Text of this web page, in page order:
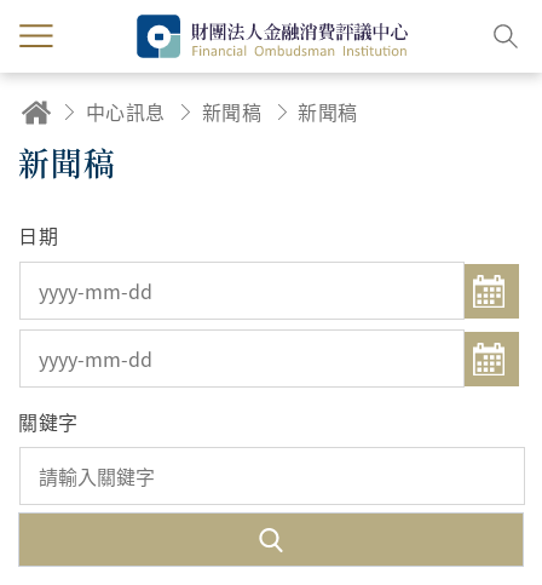
中心訊息 新聞稿 新聞稿
新聞稿
日期
關鍵字